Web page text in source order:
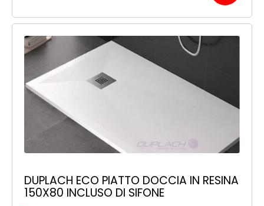
DUPLACH ECO PIATTO DOCCIA IN RESINA
150X80 INCLUSO DI SIFONE